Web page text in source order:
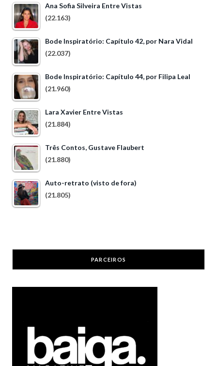
Ana Sofia Silveira Entre Vistas
(22.163)
Bode Inspiratório: Capítulo 42, por Nara Vidal
(22.037)
Bode Inspiratório: Capítulo 44, por Filipa Leal
(21.960)
Lara Xavier Entre Vistas
(21.884)
Três Contos, Gustave Flaubert
(21.880)
Auto-retrato (visto de fora)
(21.805)
PARCEIROS